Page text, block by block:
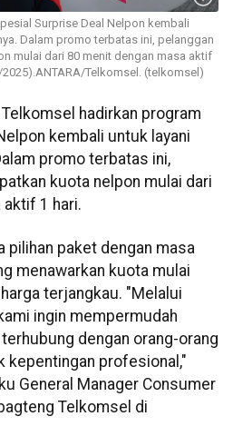
Surprise Deal Nelpon kembali
Dalam promo terbatas ini, pelanggan
mulai dari 80 menit dengan masa aktif
Telkomsel. (telkomsel)
Telkomsel hadirkan program
kembali untuk layani
promo terbatas ini,
kuota nelpon mulai dari
aktif 1 hari.
pilihan paket dengan masa
menawarkan kuota mulai
terjangkau. "Melalui
ingin mempermudah
dengan orang-orang
kepentingan profesional,"
General Manager Consumer
Telkomsel di